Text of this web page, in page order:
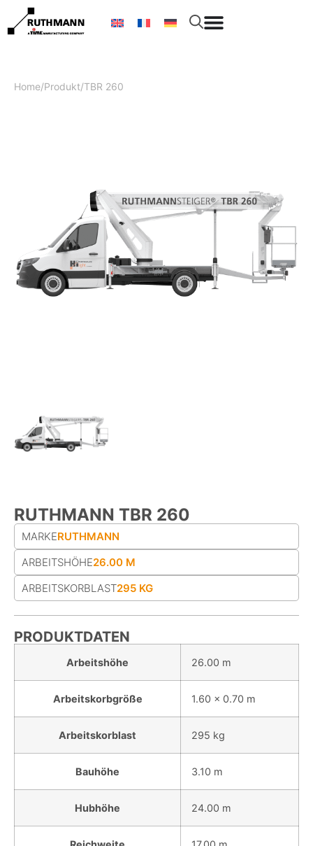
Home/Produkt/TBR 260
RUTHMANN TBR 260
MARKERUTHMANN
ARBEITSHÖHE26.00 M
ARBEITS­KORB­LAST295 KG
PRODUKTDATEN
Arbeitshöhe 26.00 m
Arbeitskorbgröße 1.60 x 0.70 m
Arbeitskorblast 295 kg
Bauhöhe 3.10 m
Hubhöhe 24.00 m